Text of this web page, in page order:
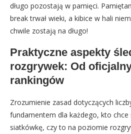
długo pozostają w pamięci.
break trwał wieki, a kibice w hali
chwile zostają na długo!
Praktyczne aspekty
rozgrywek: Od
rankingów
Zrozumienie zasad dotyczących
fundamentem dla każdego, kto chce
siatkówkę, czy to na poziomie